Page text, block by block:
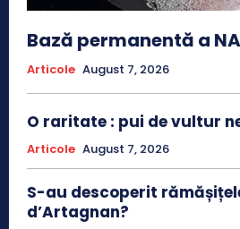
Bază permanentă a
Articole August 7, 2026
O raritate : pui de vultur
Articole August 7, 2026
S-au descoperit
d’Artagnan?